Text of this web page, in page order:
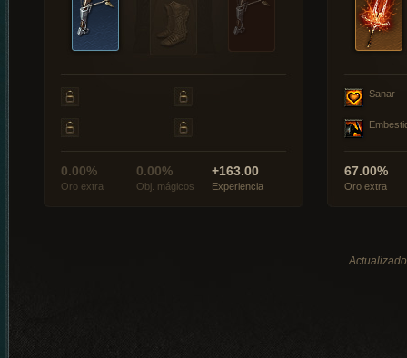
0.00%
Oro extra
0.00%
Obj. mágicos
+163.00
Experiencia
Sanar
67.00%
Oro extra